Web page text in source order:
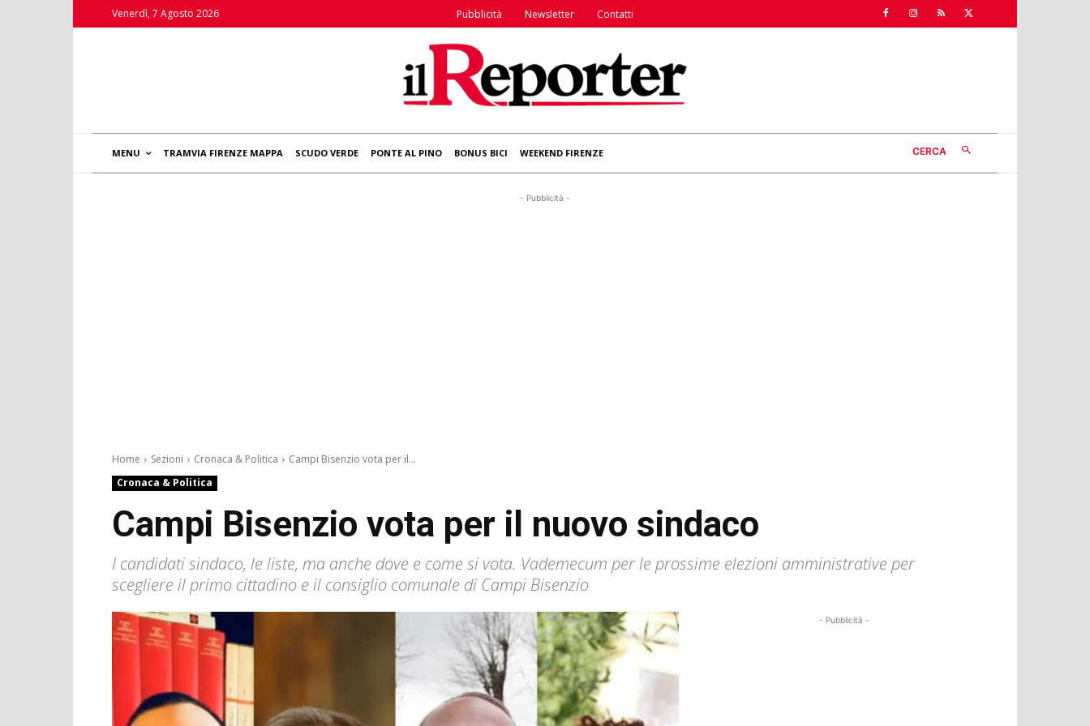
Venerdì, 7 Agosto 2026 Pubblicità Newsletter Contatti
MENU TRAMVIA FIRENZE MAPPA SCUDO VERDE PONTE AL PINO BONUS BICI WEEKEND FIRENZE CERCA
- Pubblicità -
Home Sezioni Cronaca & Politica
Campi Bisenzio vota per il...
Cronaca & Politica
Campi Bisenzio vota per il nuovo sindaco
I candidati sindaco, le liste, ma anche dove e come si vota. Vademecum per le prossime elezioni amministrative per
scegliere il primo cittadino e il consiglio comunale di Campi Bisenzio
- Pubblicità -